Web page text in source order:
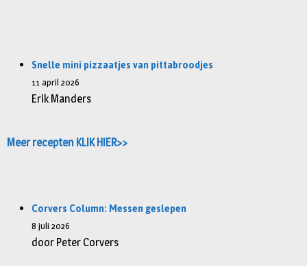
Snelle mini pizzaatjes van pittabroodjes
11 april 2026
Erik Manders
Meer recepten KLIK HIER>>
Corvers Column: Messen geslepen
8 juli 2026
door Peter Corvers